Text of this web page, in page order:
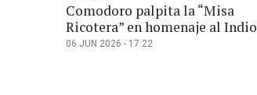
Comodoro palpita la “Misa
Ricotera” en homenaje al Indio
06 JUN 2026 - 17:22